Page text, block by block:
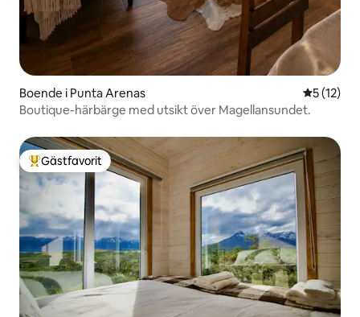
Boende i Punta Arenas 5 av 5 i
5 (12)
Boutique-härbärge med utsikt över Magellansundet.
Populär gästfavorit
Gästfavorit